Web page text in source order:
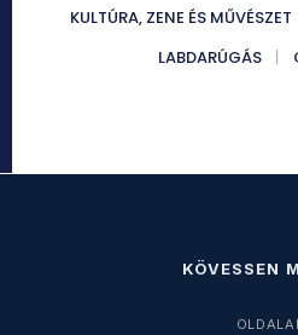
KULTÚRA, ZENE ÉS MŰVÉSZET
LABDARÚGÁS
KÖVESSEN